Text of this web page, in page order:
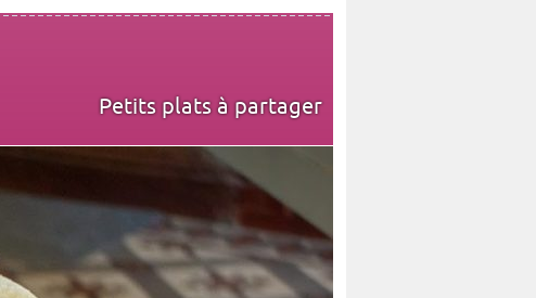
Petits plats à partager